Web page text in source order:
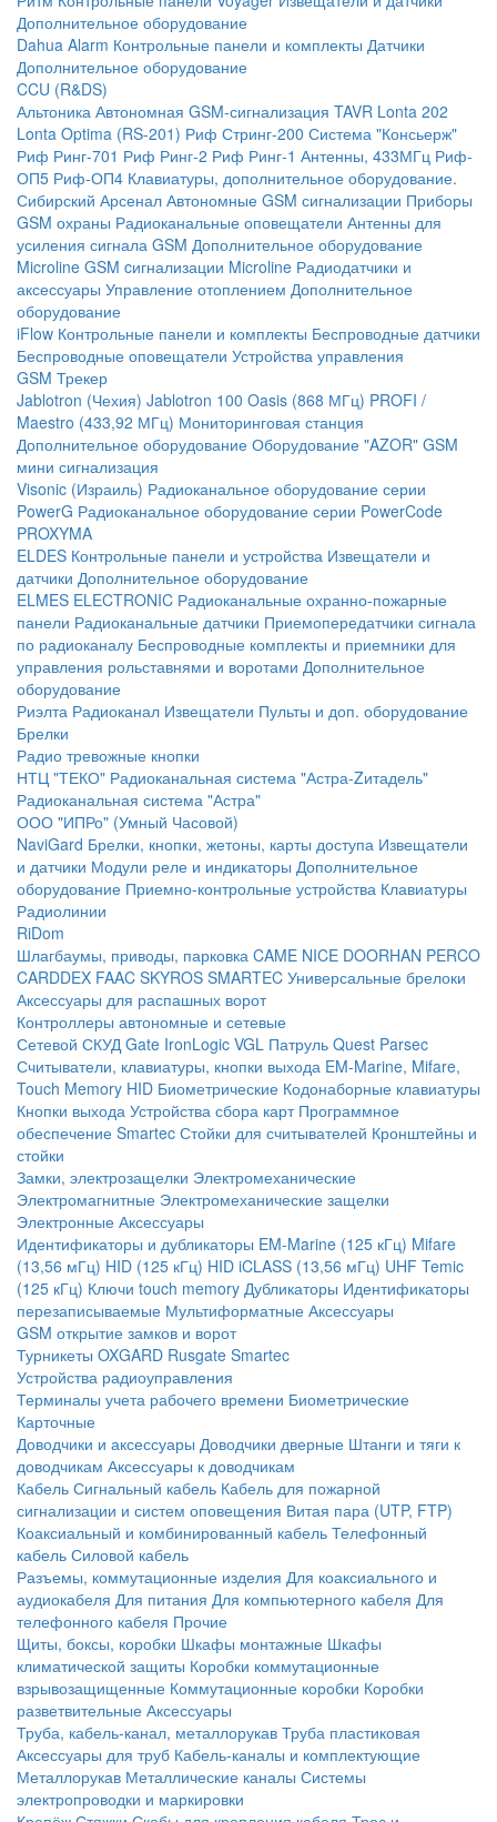
Дополнительное оборудование
Dahua Alarm Контрольные панели и комплекты Датчики
Дополнительное оборудование
CCU (R&DS)
Альтоника Автономная GSM-сигнализация TAVR Lonta 202
Lonta Optima (RS-201) Риф Стринг-200 Система "Консьерж"
Риф Ринг-701 Риф Ринг-2 Риф Ринг-1 Антенны, 433МГц Риф-
ОП5 Риф-ОП4 Клавиатуры, дополнительное оборудование.
Сибирский Арсенал Автономные GSM сигнализации Приборы
GSM охраны Радиоканальные оповещатели Антенны для
усиления сигнала GSM Дополнительное оборудование
Microline GSM cигнализации Microline Радиодатчики и
аксессуары Управление отоплением Дополнительное
оборудование
iFlow Контрольные панели и комплекты Беспроводные датчики
Беспроводные оповещатели Устройства управления
GSM Трекер
Jablotron (Чехия) Jablotron 100 Oasis (868 МГц) PROFI /
Maestro (433,92 МГц) Мониторинговая станция
Дополнительное оборудование Оборудование "AZOR" GSM
мини сигнализация
Visonic (Израиль) Радиоканальное оборудование серии
PowerG Радиоканальное оборудование серии PowerCode
PROXYMA
ELDES Контрольные панели и устройства Извещатели и
датчики Дополнительное оборудование
ELMES ELECTRONIC Радиоканальные охранно-пожарные
панели Радиоканальные датчики Приемопередатчики сигнала
по радиоканалу Беспроводные комплекты и приемники для
управления рольставнями и воротами Дополнительное
оборудование
Риэлта Радиоканал Извещатели Пульты и доп. оборудование
Брелки
Радио тревожные кнопки
НТЦ "ТЕКО" Радиоканальная система "Астра-Zитадель"
Радиоканальная система "Астра"
ООО "ИПРо" (Умный Часовой)
NaviGard Брелки, кнопки, жетоны, карты доступа Извещатели
и датчики Модули реле и индикаторы Дополнительное
оборудование Приемно-контрольные устройства Клавиатуры
Радиолинии
RiDom
Шлагбаумы, приводы, парковка CAME NICE DOORHAN PERCO
CARDDEX FAAC SKYROS SMARTEC Универсальные брелоки
Аксессуары для распашных ворот
Контроллеры автономные и сетевые
Сетевой СКУД Gate IronLogic VGL Патруль Quest Parsec
Считыватели, клавиатуры, кнопки выхода EM-Marine, Mifare,
Touch Memory HID Биометрические Кодонаборные клавиатуры
Кнопки выхода Устройства сбора карт Программное
обеспечение Smartec Стойки для считывателей Кронштейны и
стойки
Замки, электрозащелки Электромеханические
Электромагнитные Электромеханические защелки
Электронные Аксессуары
Идентификаторы и дубликаторы EM-Marine (125 кГц) Mifare
(13,56 мГц) HID (125 кГц) HID iCLASS (13,56 мГц) UHF Temic
(125 кГц) Ключи touch memory Дубликаторы Идентификаторы
перезаписываемые Мультиформатные Аксессуары
GSM открытие замков и ворот
Турникеты OXGARD Rusgate Smartec
Устройства радиоуправления
Терминалы учета рабочего времени Биометрические
Карточные
Доводчики и аксессуары Доводчики дверные Штанги и тяги к
доводчикам Аксессуары к доводчикам
Кабель Сигнальный кабель Кабель для пожарной
сигнализации и систем оповещения Витая пара (UTP, FTP)
Коаксиальный и комбинированный кабель Телефонный
кабель Силовой кабель
Разъемы, коммутационные изделия Для коаксиального и
аудиокабеля Для питания Для компьютерного кабеля Для
телефонного кабеля Прочие
Щиты, боксы, коробки Шкафы монтажные Шкафы
климатической защиты Коробки коммутационные
взрывозащищенные Коммутационные коробки Коробки
разветвительные Аксессуары
Труба, кабель-канал, металлорукав Труба пластиковая
Аксессуары для труб Кабель-каналы и комплектующие
Металлорукав Металлические каналы Системы
электропроводки и маркировки